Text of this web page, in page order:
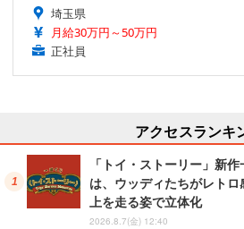
埼玉県
月給30万円～50万円
正社員
アクセスランキ
「トイ・ストーリー」新
は、ウッディたちがレト
上を走る姿で立体化
2026.8.7(金) 12:40